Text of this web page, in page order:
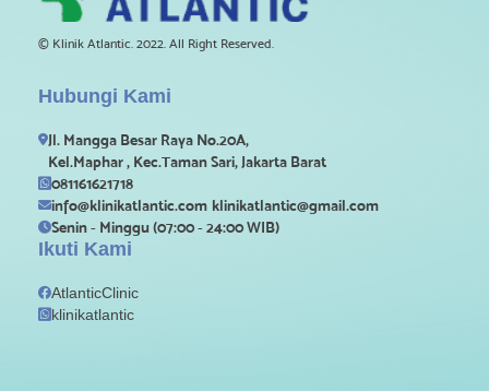
© Klinik Atlantic. 2022. All Right Reserved.
Hubungi Kami
Jl. Mangga Besar Raya No.20A,
Kel.Maphar , Kec.Taman Sari, Jakarta Barat
081161621718
info@klinikatlantic.com klinikatlantic@gmail.com
Senin - Minggu (07:00 - 24:00 WIB)
Ikuti Kami
AtlanticClinic
 klinikatlantic